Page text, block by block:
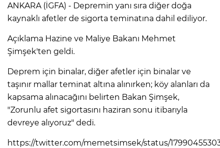
ANKARA (İGFA) - Depremin yanı sıra diğer doğa
kaynaklı afetler de sigorta teminatına dahil ediliyor.
Açıklama Hazine ve Maliye Bakanı Mehmet
Şimşek'ten geldi.
Deprem için binalar, diğer afetler için binalar ve
taşınır mallar teminat altına alınırken; köy alanları da
kapsama alınacağını belirten Bakan Şimşek,
"Zorunlu afet sigortasını haziran sonu itibarıyla
devreye alıyoruz" dedi.
https://twitter.com/memetsimsek/status/